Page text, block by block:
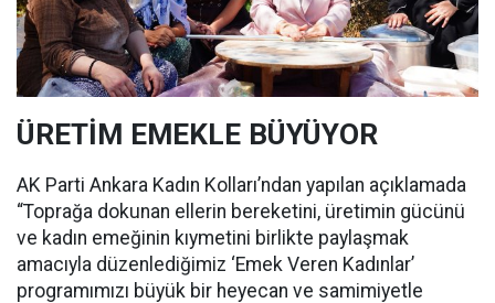
ÜRETİM EMEKLE BÜYÜYOR
AK Parti Ankara Kadın Kolları’ndan yapılan açıklamada
“Toprağa dokunan ellerin bereketini, üretimin gücünü
ve kadın emeğinin kıymetini birlikte paylaşmak
amacıyla düzenlediğimiz ‘Emek Veren Kadınlar’
programımızı büyük bir heyecan ve samimiyetle